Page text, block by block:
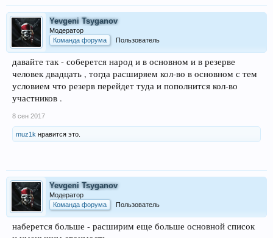
Yevgeni Tsyganov
Модератор
Команда форума
Пользователь
давайте так - соберется народ и в основном и в резерве
человек двадцать , тогда расширяем кол-во в основном с тем
условием что резерв перейдет туда и пополнится кол-во
участников .
8 сен 2017
muz1k нравится это.
Yevgeni Tsyganov
Модератор
Команда форума
Пользователь
наберется больше - расширим еще больше основной список